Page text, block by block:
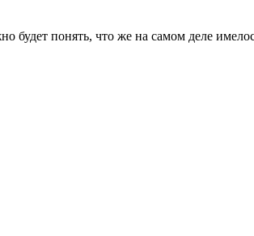
будет понять, что же на самом деле